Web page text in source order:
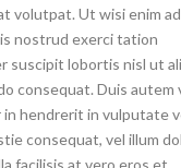
volutpat. Ut wisi enim
nostrud exerci tation
suscipit lobortis nisl ut
consequat. Duis autem
in hendrerit in vulputate
consequat, vel illum
facilisis at vero eros et